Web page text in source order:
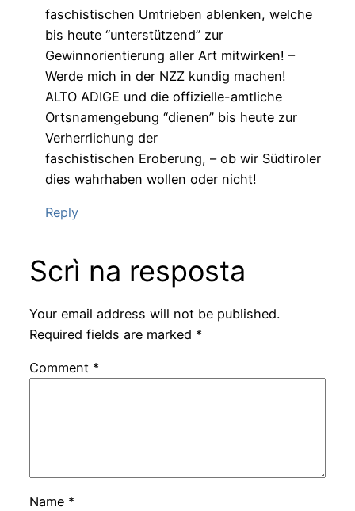
faschistischen Umtrieben ablenken, welche
bis heute “unterstützend” zur
Gewinnorientierung aller Art mitwirken! –
Werde mich in der NZZ kundig machen!
ALTO ADIGE und die offizielle-amtliche
Ortsnamengebung “dienen” bis heute zur
Verherrlichung der
faschistischen Eroberung, – ob wir Südtiroler
dies wahrhaben wollen oder nicht!
Reply
Scrì na resposta
Your email address will not be published.
Required fields are marked *
Comment *
Name *